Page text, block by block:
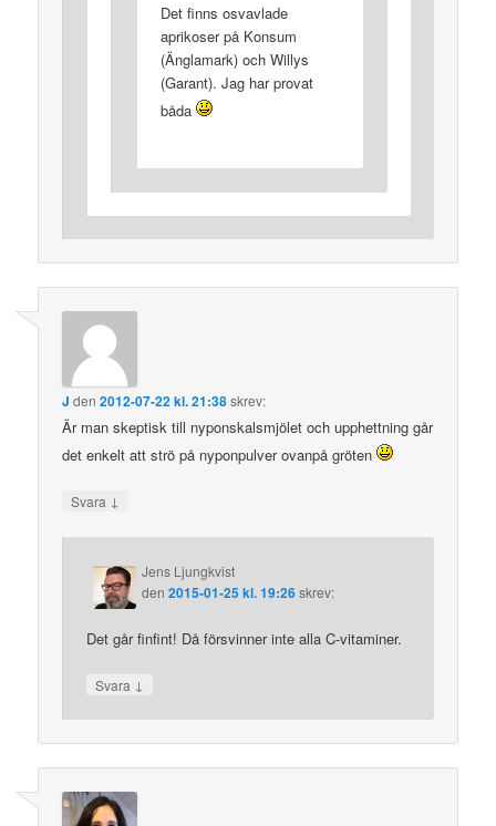
Det finns osvavlade
aprikoser på Konsum
(Änglamark) och Willys
(Garant). Jag har provat
båda
J den2012-07-22 kl. 21:38skrev:
Är man skeptisk till nyponskalsmjölet och upphettning går
det enkelt att strö på nyponpulver ovanpå gröten
Svara ↓
Jens Ljungkvist
den2015-01-25 kl. 19:26skrev:
Det går finfint! Då försvinner inte alla C-vitaminer.
Svara ↓